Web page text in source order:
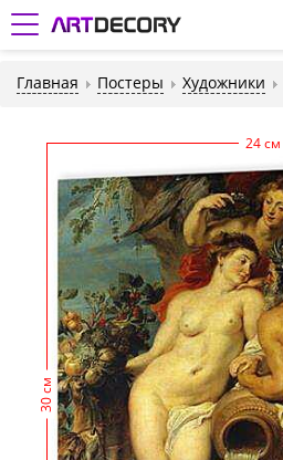
Главная Постеры Художники
24 см
30 см